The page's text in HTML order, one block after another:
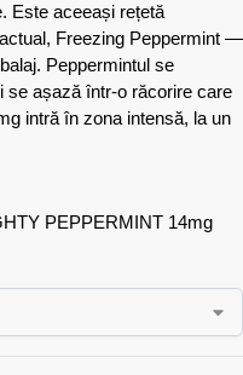
Este aceeași rețetă
Freezing Peppermint —
Peppermintul se
se așază într-o răcorire care
intră în zona intensă, la un
PEPPERMINT 14mg